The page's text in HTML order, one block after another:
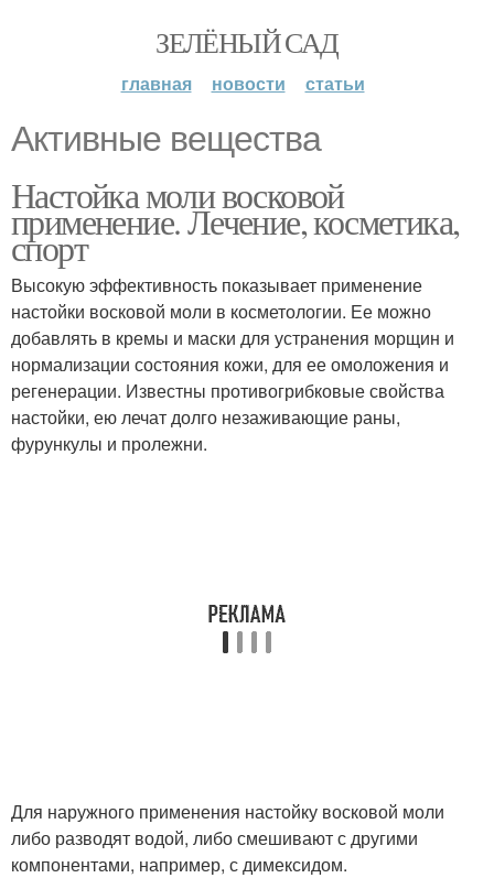
ЗЕЛЁНЫЙ САД
главная новости статьи
Активные вещества
Настойка моли восковой
применение. Лечение, косметика,
спорт
Высокую эффективность показывает применение
настойки восковой моли в косметологии. Ее можно
добавлять в кремы и маски для устранения морщин и
нормализации состояния кожи, для ее омоложения и
регенерации. Известны противогрибковые свойства
настойки, ею лечат долго незаживающие раны,
фурункулы и пролежни.
Для наружного применения настойку восковой моли
либо разводят водой, либо смешивают с другими
компонентами, например, с димексидом.